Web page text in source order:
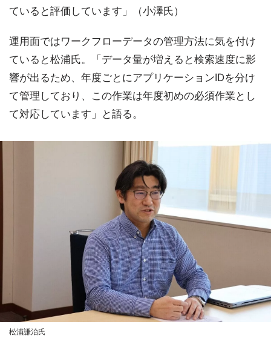
ていると評価しています」（小澤氏）
運用面ではワークフローデータの管理方法に気を付け
ていると松浦氏。「データ量が増えると検索速度に影
響が出るため、年度ごとにアプリケーションIDを分け
て管理しており、この作業は年度初めの必須作業とし
て対応しています」と語る。
松浦謙治氏